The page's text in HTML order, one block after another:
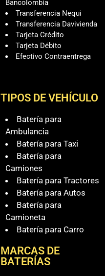
Bancolombia
Transferencia Nequi
Transferencia Davivienda
Tarjeta Crédito
Tarjeta Débito
Efectivo Contraentrega
TIPOS DE VEHÍCULO
Batería para
Ambulancia
Batería para Taxi
Batería para
Camiones
Batería para Tractores
Batería para Autos
Batería para
Camioneta
Batería para Carro
MARCAS DE
BATERÍAS